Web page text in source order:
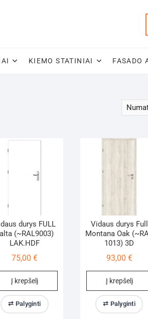
KIEMO STATINIAI FASADO
durys FULL
(~RAL9003)
LAK.HDF
75,00 €
Į krepšelį
⇄ Palyginti
Vidaus durys Full
Montana Oak
1013) 3D
93,00 €
Į krepšelį
⇄ Palyginti